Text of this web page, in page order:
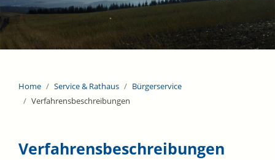
Home Service & Rathaus
Bürgerservice
Verfahrensbeschreibungen
Verfahrensbeschreibungen